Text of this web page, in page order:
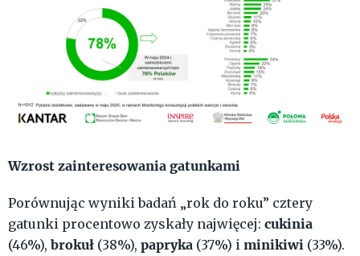
Wzrost zainteresowania gatunkami
Porównując wyniki badań „rok do roku” cztery
gatunki procentowo zyskały najwięcej: cukinia
(46%), brokuł (38%), papryka (37%) i minikiwi (33%).